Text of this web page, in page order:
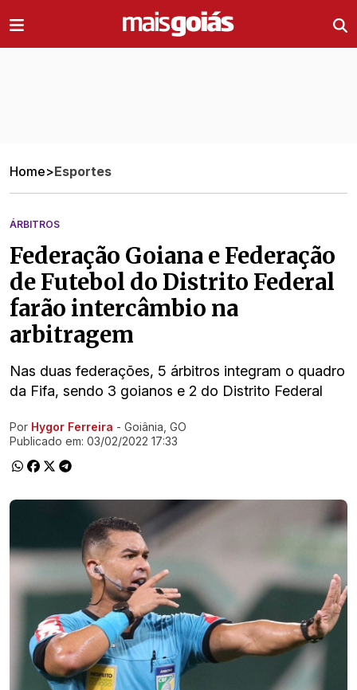
Home>Esportes
ÁRBITROS
Federação Goiana e Federação
de Futebol do Distrito Federal
farão intercâmbio na
arbitragem
Nas duas federações, 5 árbitros integram o quadro
da Fifa, sendo 3 goianos e 2 do Distrito Federal
Ir direto pra matéria
Por Hygor Ferreira - Goiânia, GO
Publicado em: 03/02/2022 17:33